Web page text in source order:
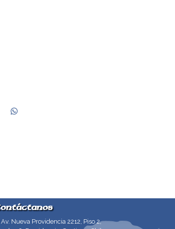
Nueva Providencia 2212, Piso 2,